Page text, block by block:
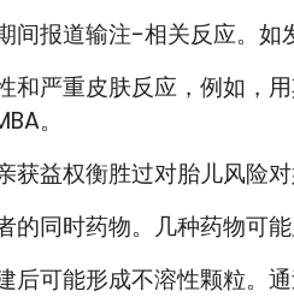
间报道输注-相关反应。如
和严重皮肤反应，例如
。
获益权衡胜过对胎儿风险
的同时药物。几种药物可
可能形成不溶性颗粒。通